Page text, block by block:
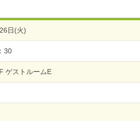
日(火)
30
ゲストルームE